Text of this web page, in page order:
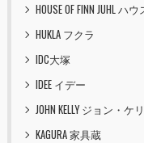
HOUSE OF FINN JUHL
HUKLA フクラ
IDC大塚
IDEE イデー
JOHN KELLY ジョン・ケ
KAGURA 家具蔵